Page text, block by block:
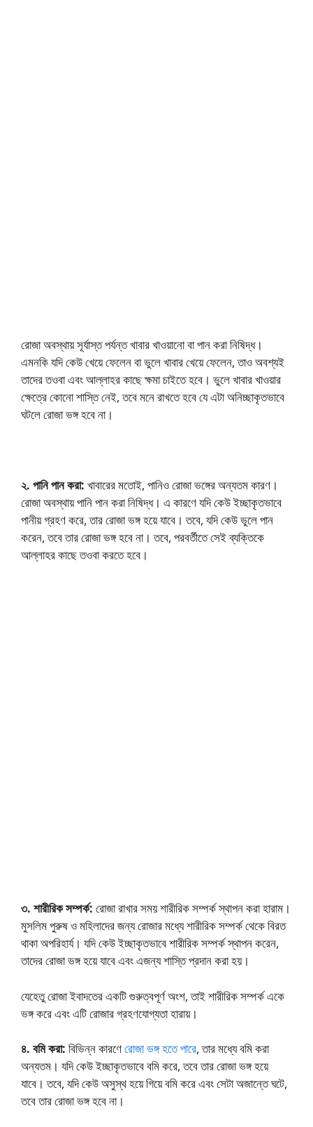
রোজা অবস্থায় সূর্যাস্ত পর্যন্ত খাবার খাওয়ানো বা পান করা নিষিদ্ধ।
এমনকি যদি কেউ খেয়ে ফেলেন বা ভুলে খাবার খেয়ে ফেলেন, তাও অবশ্যই
তাদের তওবা এবং আল্লাহর কাছে ক্ষমা চাইতে হবে। ভুলে খাবার খাওয়ার
ক্ষেত্রে কোনো শাস্তি নেই, তবে মনে রাখতে হবে যে এটা অনিচ্ছাকৃতভাবে
ঘটলে রোজা ভঙ্গ হবে না।
২. পানি পান করা: খাবারের মতোই, পানিও রোজা ভঙ্গের অন্যতম কারণ।
রোজা অবস্থায় পানি পান করা নিষিদ্ধ। এ কারণে যদি কেউ ইচ্ছাকৃতভাবে
পানীয় গ্রহণ করে, তার রোজা ভঙ্গ হয়ে যাবে। তবে, যদি কেউ ভুলে পান
করেন, তবে তার রোজা ভঙ্গ হবে না। তবে, পরবর্তীতে সেই ব্যক্তিকে
আল্লাহর কাছে তওবা করতে হবে।
৩. শারীরিক সম্পর্ক: রোজা রাখার সময় শারীরিক সম্পর্ক স্থাপন করা হারাম।
মুসলিম পুরুষ ও মহিলাদের জন্য রোজার মধ্যে শারীরিক সম্পর্ক থেকে বিরত
থাকা অপরিহার্য। যদি কেউ ইচ্ছাকৃতভাবে শারীরিক সম্পর্ক স্থাপন করেন,
তাদের রোজা ভঙ্গ হয়ে যাবে এবং এজন্য শাস্তি প্রদান করা হয়।
যেহেতু রোজা ইবাদতের একটি গুরুত্বপূর্ণ অংশ, তাই শারীরিক সম্পর্ক একে
ভঙ্গ করে এবং এটি রোজার গ্রহণযোগ্যতা হারায়।
৪. বমি করা: বিভিন্ন কারণেরোজা ভঙ্গ হতে পারে, তার মধ্যে বমি করা
অন্যতম। যদি কেউ ইচ্ছাকৃতভাবে বমি করে, তবে তার রোজা ভঙ্গ হয়ে
যাবে। তবে, যদি কেউ অসুস্থ হয়ে গিয়ে বমি করে এবং সেটা অজান্তে ঘটে,
তবে তার রোজা ভঙ্গ হবে না।